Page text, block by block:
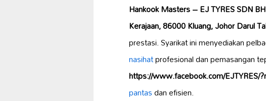
Hankook Masters – EJ TYRES SDN
Kerajaan, 86000 Kluang, Johor Darul
prestasi. Syarikat ini menyediakan
nasihatprofesional dan pemasangan
https://www.facebook.com/
pantasdan efisien.